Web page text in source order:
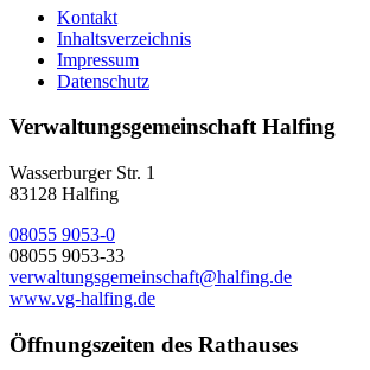
Kontakt
Inhaltsverzeichnis
Impressum
Datenschutz
Verwaltungsgemeinschaft Halfing
Wasserburger Str. 1
83128 Halfing
08055 9053-0
08055 9053-33
verwaltungsgemeinschaft@halfing.de
www.vg-halfing.de
Öffnungszeiten des Rathauses